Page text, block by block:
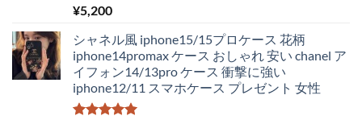
5段階中
5.00
¥5,200
シャネル風 iphone15/15プロケース 花柄
iphone14promax ケース おしゃれ 安い chanel ア
イフォン14/13pro ケース 衝撃に強い
iphone12/11 スマホケース プレゼント 女性